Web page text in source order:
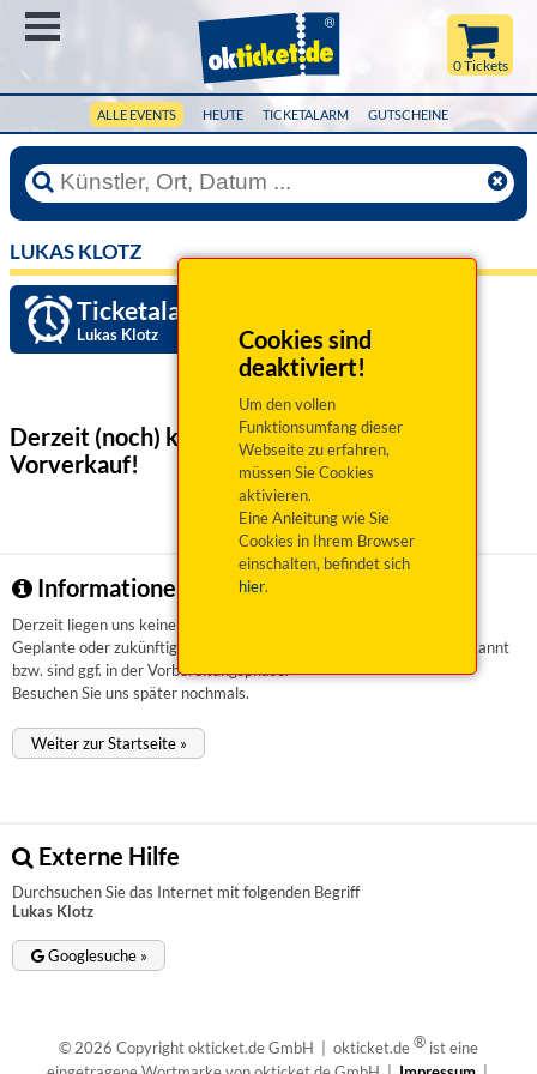
ALLE EVENTS HEUTE TICKETALARM GUTSCHEINE
0 Tickets
Cookies sind
deaktiviert!
Um den vollen
Funktionsumfang dieser
Webseite zu erfahren,
müssen Sie Cookies
aktivieren.
Eine Anleitung wie Sie
Cookies in Ihrem Browser
einschalten, befindet sich
hier.
LUKAS KLOTZ
Ticketalarm einrichten »
Lukas Klotz
Derzeit (noch) keine Veranstaltungen
Vorverkauf!
Informationen zu Lukas Klotz
Derzeit liegen uns keinerlei Informationen vor.
Geplante oder zukünftige Veranstaltungen sind uns aktuell nicht bekannt
bzw. sind ggf. in der Vorbereitungsphase.
Besuchen Sie uns später nochmals.
Weiter zur Startseite »
Externe Hilfe
Durchsuchen Sie das Internet mit folgenden Begriff
Lukas Klotz
Googlesuche »
© 2026 Copyright okticket.de GmbH | okticket.de® ist eine